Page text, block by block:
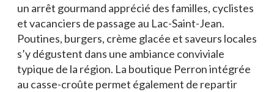
un arrêt gourmand apprécié des familles, cyclistes
et vacanciers de passage au Lac-Saint-Jean.
Poutines, burgers, crème glacée et saveurs locales
s’y dégustent dans une ambiance conviviale
typique de la région. La boutique Perron intégrée
au casse-croûte permet également de repartir